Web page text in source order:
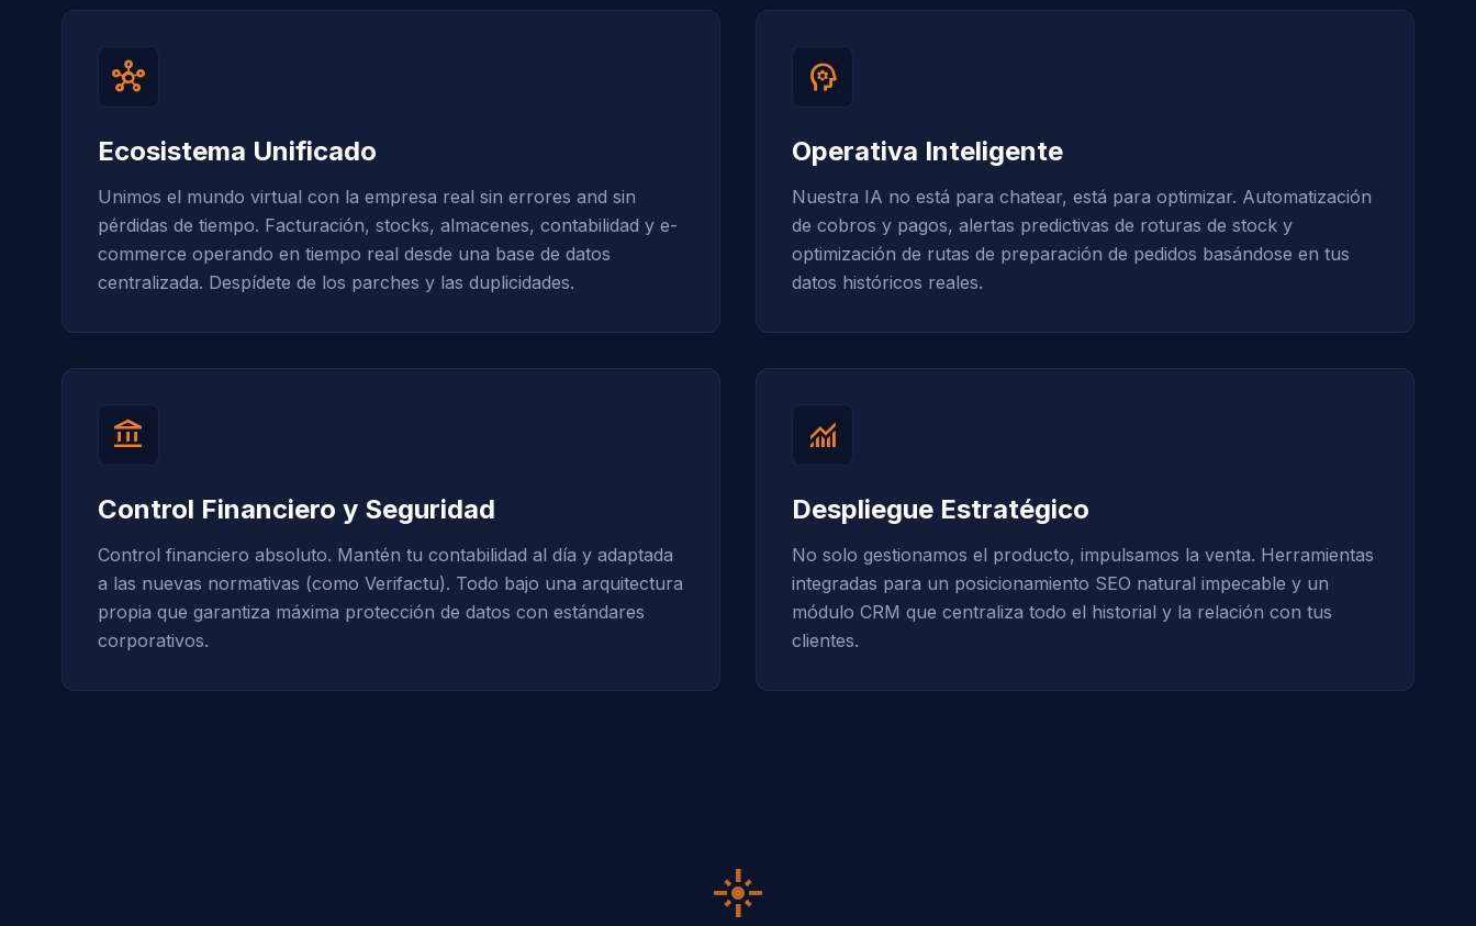
hub
Ecosistema Unificado
Unimos el mundo virtual con la empresa real sin errores and sin
pérdidas de tiempo. Facturación, stocks, almacenes, contabilidad y e-
commerce operando en tiempo real desde una base de datos
centralizada. Despídete de los parches y las duplicidades.
psychology
Operativa Inteligente
Nuestra IA no está para chatear, está para optimizar. Automatización
de cobros y pagos, alertas predictivas de roturas de stock y
optimización de rutas de preparación de pedidos basándose en tus
datos históricos reales.
account_balance
Control Financiero y Seguridad
Control financiero absoluto. Mantén tu contabilidad al día y adaptada
a las nuevas normativas (como Verifactu). Todo bajo una arquitectura
propia que garantiza máxima protección de datos con estándares
corporativos.
monitoring
Despliegue Estratégico
No solo gestionamos el producto, impulsamos la venta. Herramientas
integradas para un posicionamiento SEO natural impecable y un
módulo CRM que centraliza todo el historial y la relación con tus
clientes.
flare